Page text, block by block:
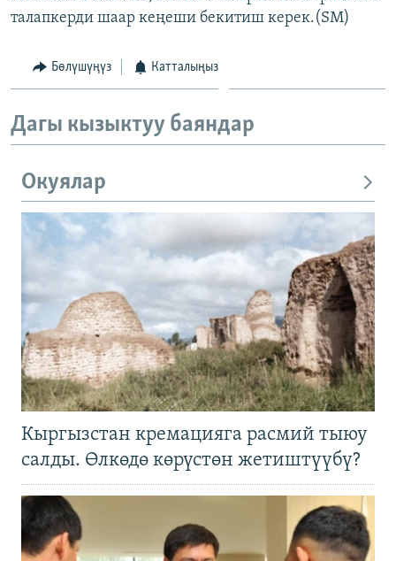
талапкерди шаар кеңеши бекитиш керек.(SM)
Бөлүшүңүз Катталыңыз
Дагы кызыктуу баяндар
Окуялар
Кыргызстан кремацияга расмий тыюу
салды. Өлкөдө көрүстөн жетиштүүбү?